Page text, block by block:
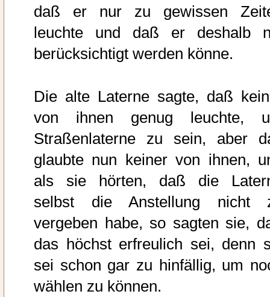
daß er nur zu gewissen
leuchte und daß er deshalb
berücksichtigt werden könne.
Die alte Laterne sagte, daß
von ihnen genug leuchte,
Straßenlaterne zu sein, aber
glaubte nun keiner von ihnen,
als sie hörten, daß die
selbst die Anstellung nicht
vergeben habe, so sagten sie,
das höchst erfreulich sei, denn
sei schon gar zu hinfällig, um
wählen zu können.